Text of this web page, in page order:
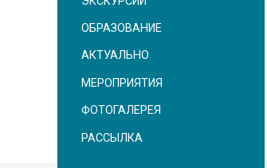
ОБРАЗОВАНИЕ
АКТУАЛЬНО
МЕРОПРИЯТИЯ
ФОТОГАЛЕРЕЯ
РАССЫЛКА